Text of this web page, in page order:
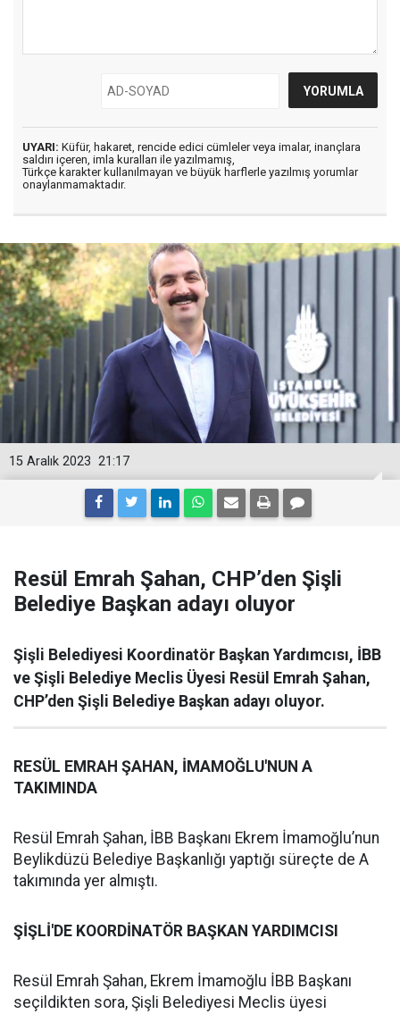
UYARI: Küfür, hakaret, rencide edici cümleler veya imalar, inançlara
saldırı içeren, imla kuralları ile yazılmamış,
Türkçe karakter kullanılmayan ve büyük harflerle yazılmış yorumlar
onaylanmamaktadır.
21:17
15 Aralık 2023
Resül Emrah Şahan, CHP’den Şişli
Belediye Başkan adayı oluyor
Şişli Belediyesi Koordinatör Başkan Yardımcısı, İBB
ve Şişli Belediye Meclis Üyesi Resül Emrah Şahan,
CHP’den Şişli Belediye Başkan adayı oluyor.
RESÜL EMRAH ŞAHAN, İMAMOĞLU'NUN A
TAKIMINDA
Resül Emrah Şahan, İBB Başkanı Ekrem İmamoğlu’nun
Beylikdüzü Belediye Başkanlığı yaptığı süreçte de A
takımında yer almıştı.
ŞİŞLİ'DE KOORDİNATÖR BAŞKAN YARDIMCISI
Resül Emrah Şahan, Ekrem İmamoğlu İBB Başkanı
seçildikten sora, Şişli Belediyesi Meclis üyesi